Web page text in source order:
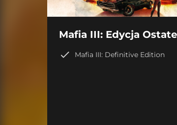
Mafia III: Edycja
Mafia III: Definitive Edition